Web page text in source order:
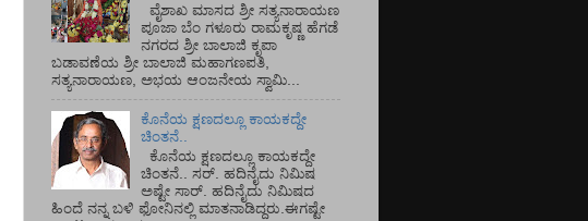
ವೈಶಾಖ ಮಾಸದ ಶ್ರೀ ಸತ್ಯನಾರಾಯಣ
ಪೂಜಾ ಬೆಂ ಗಳೂರು ರಾಮಕೃಷ್ಣ ಹೆಗಡೆ
ನಗರದ ಶ್ರೀ ಬಾಲಾಜಿ ಕೃಪಾ
ಬಡಾವಣೆಯ ಶ್ರೀ ಬಾಲಾಜಿ ಮಹಾಗಣಪತಿ,
ಸತ್ಯನಾರಾಯಣ, ಅಭಯ ಆಂಜನೇಯ ಸ್ವಾಮಿ...
ಕೊನೆಯ ಕ್ಷಣದಲ್ಲೂ ಕಾಯಕದ್ದೇ
ಚಿಂತನೆ..
ಕೊನೆಯ ಕ್ಷಣದಲ್ಲೂ ಕಾಯಕದ್ದೇ
ಚಿಂತನೆ.. ಸರ್.‌ ಹದಿನೈದು ನಿಮಿಷ
ಅಷ್ಟೇ ಸಾರ್.‌ ಹದಿನೈದು ನಿಮಿಷದ
ಹಿಂದೆ ನನ್ನ ಬಳಿ ಫೋನಿನಲ್ಲಿ ಮಾತನಾಡಿದ್ದರು.ಈಗಷ್ಟೇ